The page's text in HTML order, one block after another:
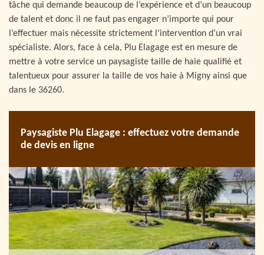
tâche qui demande beaucoup de l’expérience et d’un beaucoup
de talent et donc il ne faut pas engager n’importe qui pour
l’effectuer mais nécessite strictement l’intervention d’un vrai
spécialiste. Alors, face à cela, Plu Elagage est en mesure de
mettre à votre service un paysagiste taille de haie qualifié et
talentueux pour assurer la taille de vos haie à Migny ainsi que
dans le 36260.
Paysagiste Plu Elagage : effectuez votre demande
de devis en ligne